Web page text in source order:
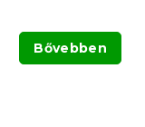
Bővebben